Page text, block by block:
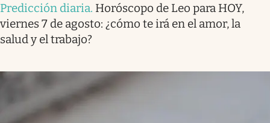
Predicción diaria. Horóscopo de Leo para HOY,
viernes 7 de agosto: ¿cómo te irá en el amor, la
salud y el trabajo?